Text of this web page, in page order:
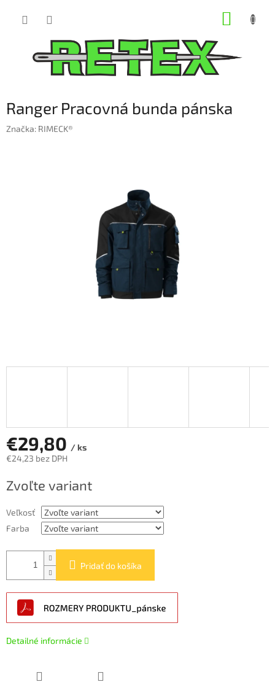
Ranger Pracovná bunda pánska
Značka: RIMECK®
€29,80 / ks
€24,23 bez DPH
cena:
Zvoľte variant
Veľkosť
Farba
Pridať do košíka
Detailné informácie